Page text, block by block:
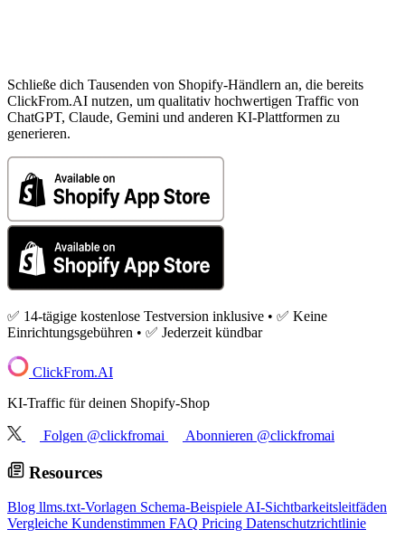
Schließe dich Tausenden von Shopify-Händlern an, die bereits
ClickFrom.AI nutzen, um qualitativ hochwertigen Traffic von
ChatGPT, Claude, Gemini und anderen KI-Plattformen zu
generieren.
✅ 14-tägige kostenlose Testversion inklusive • ✅ Keine
Einrichtungsgebühren • ✅ Jederzeit kündbar
ClickFrom.AI
KI-Traffic für deinen Shopify-Shop
Folgen @clickfromai Abonnieren @clickfromai
Resources
Blog llms.txt-Vorlagen Schema-BeispieleAI-Sichtbarkeitsleitfäden
Vergleiche Kundenstimmen FAQ Pricing Datenschutzrichtlinie